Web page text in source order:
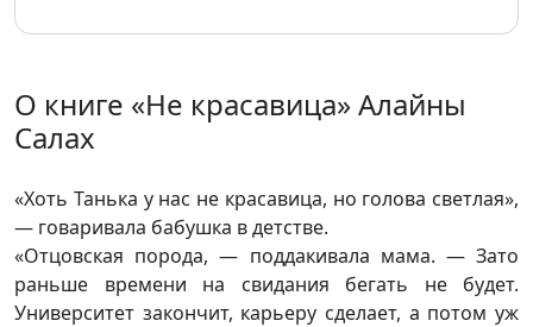
О книге «Не красавица» Алайны
Салах
«Хоть Танька у нас не красавица, но голова светлая»,
— говаривала бабушка в детстве.
«Отцовская порода, — поддакивала мама. — Зато
раньше времени на свидания бегать не будет.
Университет закончит, карьеру сделает, а потом уж